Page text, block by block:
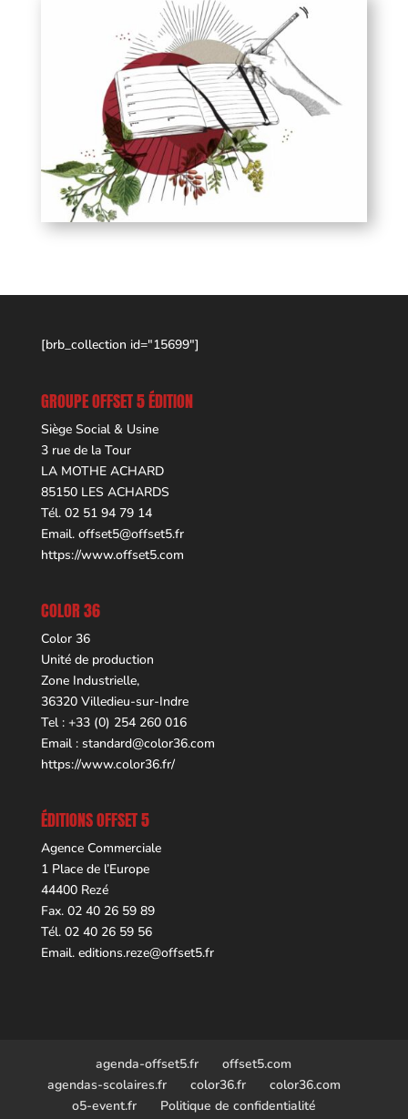
[brb_collection id="15699"]
GROUPE OFFSET 5 ÉDITION
Siège Social & Usine
3 rue de la Tour
LA MOTHE ACHARD
85150 LES ACHARDS
Tél. 02 51 94 79 14
Email. offset5@offset5.fr
https://www.offset5.com
COLOR 36
Color 36
Unité de production
Zone Industrielle,
36320 Villedieu-sur-Indre
Tel : +33 (0) 254 260 016
Email : standard@color36.com
https://www.color36.fr/
ÉDITIONS OFFSET 5
Agence Commerciale
1 Place de l’Europe
44400 Rezé
Fax. 02 40 26 59 89
Tél. 02 40 26 59 56
Email. editions.reze@offset5.fr
agenda-offset5.fr
offset5.com
agendas-scolaires.fr
color36.fr
color36.com
o5-event.fr
Politique de confidentialité